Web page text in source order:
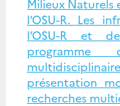
Milieux Naturels
l’OSU-R. Les
l’OSU-R et
programme
présentation
recherches